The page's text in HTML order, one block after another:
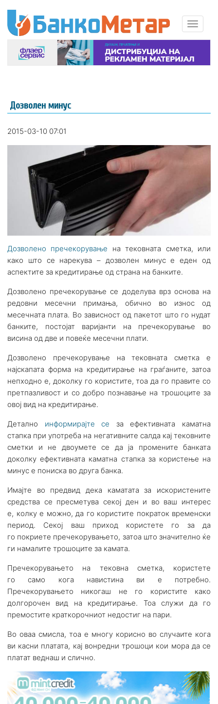
Дозволен минус
2015-03-10 07:01
Дозволено пречекорување на тековната сметка, или
како што се нарекува – дозволен минус е еден од
аспектите за кредитирање од страна на банките.
Дозволено пречекорување се доделува врз основа на
редовни месечни примања, обично во износ од
месечната плата. Во зависност од пакетот што го нудат
банките, постојат варијанти на пречекорување во
висина од две и повеќе месечни плати.
Дозволено пречекорување на тековната сметка е
најскапата форма на кредитирање на граѓаните, затоа
непходно е, доколку го користите, тоа да го правите со
претпазливост и со добро познавање на трошоците за
овој вид на кредитирање.
Детално информирајте се за ефективната каматна
стапка при употреба на негативните салда кај тековните
сметки и не двоумете се да ја промените банката
доколку ефективната каматна стапка за користење на
минус е пониска во друга банка.
Имајте во предвид дека каматата за искористените
средства се пресметува секој ден и во ваш интерес
е, колку е можно, да го користите пократок временски
период. Секој ваш приход користете го за да
го покриете пречекорувањето, затоа што значително ќе
ги намалите трошоците за камата.
Пречекорувањето на тековна сметка, користете
го само кога навистина ви е потребно.
Пречекорувањето никогаш не го користите како
долгорочен вид на кредитирање. Тоа служи да го
премостите краткорочниот недостиг на пари.
Во оваа смисла, тоа е многу корисно во случаите кога
ви касни платата, кај вонредни трошоци кои мора да се
платат веднаш и слично.